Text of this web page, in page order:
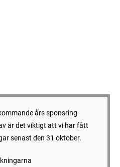
års sponsring
är det viktigt att vi har fått
senast den 31 oktober.